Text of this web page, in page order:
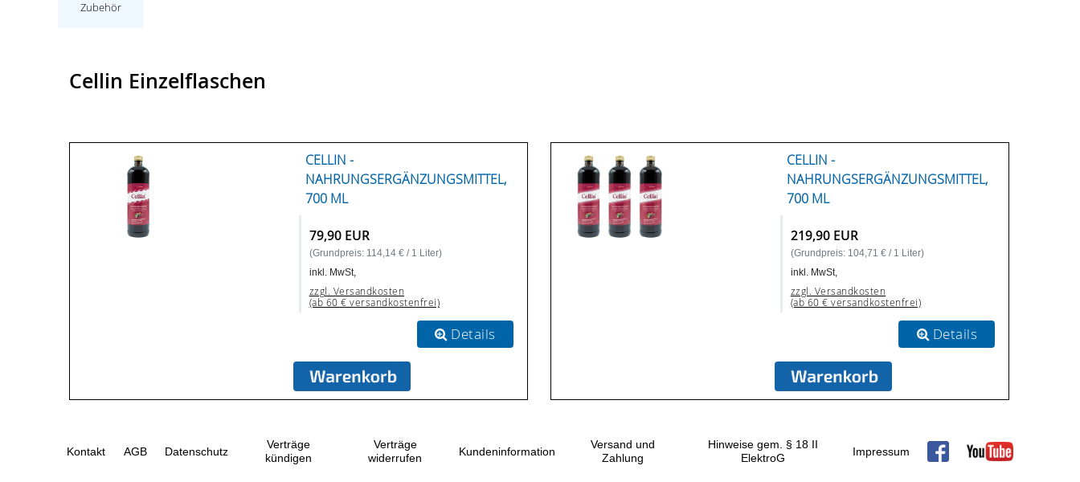
Zubehör
Cellin Einzelflaschen
CELLIN -
NAHRUNGSERGÄNZUNGSMITTEL,
700 ML
79,90 EUR
(Grundpreis: 114,14 € / 1 Liter)
inkl. MwSt,
zzgl. Versandkosten
(ab 60 € versandkostenfrei)
Details
CELLIN -
NAHRUNGSERGÄNZUNGSMITTEL,
700 ML
219,90 EUR
(Grundpreis: 104,71 € / 1 Liter)
inkl. MwSt,
zzgl. Versandkosten
(ab 60 € versandkostenfrei)
Details
Kontakt AGB Datenschutz
Verträge
kündigen
Verträge
widerrufen
Kundeninformation
Versand und
Zahlung
Hinweise gem. § 18 II
ElektroG
Impressum